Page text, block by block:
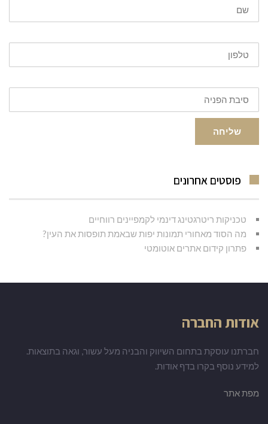
שליחה
פוסטים אחרונים
טכניקות ריטרגטינג דינמי לקמפיינים רווחיים
מה הסוד מאחורי תמונות יפות שבאמת תופסות את העין?
פתרון קידום אתרים אוטומטי
אודות החברה
חברתנו עוסקת בתחום השיווק והבניה מעל עשור, וגאה בתוצאות.
למידע נוסף בקרו בדף אודות.
מפת אתר